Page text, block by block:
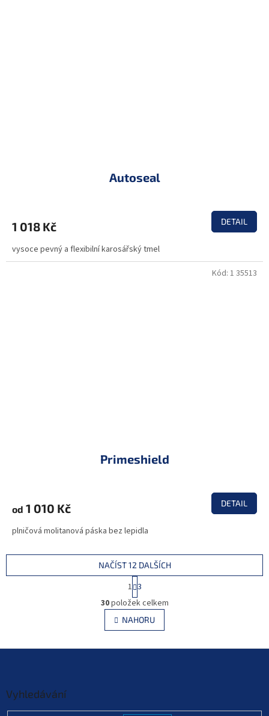
Autoseal
1 018 Kč DETAIL
vysoce pevný a flexibilní karosářský tmel
Primeshield
od 1 010 Kč DETAIL
plničová molitanová páska bez lepidla
Kód: 1 35513
O
v
l
á
v
NAČÍST 12 DALŠÍCH
t
r
á
n
k
v
1 3
30položek celkem
NAHORU
Vyhledávání